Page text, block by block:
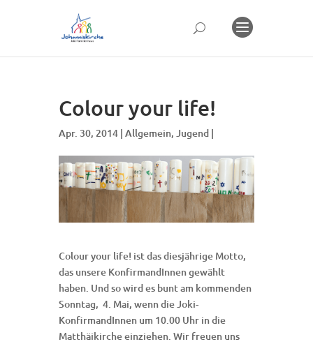
Colour your life!
Apr. 30, 2014 | Allgemein, Jugend |
Colour your life! ist das diesjährige Motto,
das unsere KonfirmandInnen gewählt
haben. Und so wird es bunt am kommenden
Sonntag, 4. Mai, wenn die Joki-
KonfirmandInnen um 10.00 Uhr in die
Matthäikirche einziehen. Wir freuen uns